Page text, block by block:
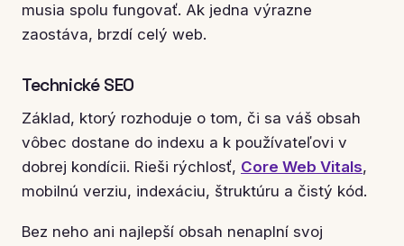
musia spolu fungovať. Ak jedna výrazne
zaostáva, brzdí celý web.
Technické SEO
Základ, ktorý rozhoduje o tom, či sa váš obsah
vôbec dostane do indexu a k používateľovi v
dobrej kondícii. Rieši rýchlosť, Core Web Vitals,
mobilnú verziu, indexáciu, štruktúru a čistý kód.
Bez neho ani najlepší obsah nenaplní svoj